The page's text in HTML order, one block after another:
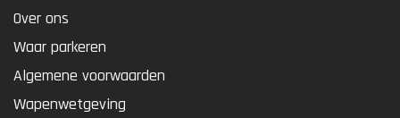
Over ons
Waar parkeren
Algemene voorwaarden
Wapenwetgeving